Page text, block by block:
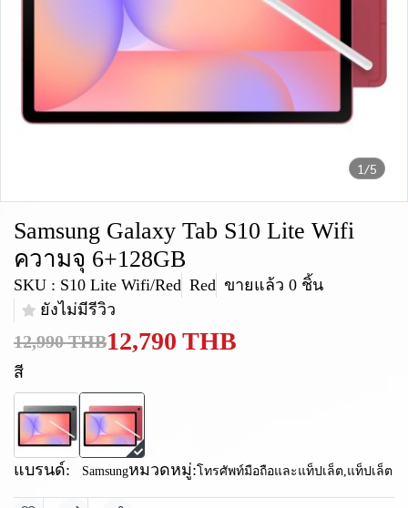
1/5
Samsung Galaxy Tab S10 Lite Wifi
ความจุ 6+128GB
SKU : S10 Lite Wifi/Red Red ขายแล้ว 0 ชิ้น
ยังไม่มีรีวิว
12,990 THB12,790 THB
สี
แบรนด์: Samsungหมวดหมู่: โทรศัพท์มือถือและแท็ปเล็ต,แท็ปเล็ต